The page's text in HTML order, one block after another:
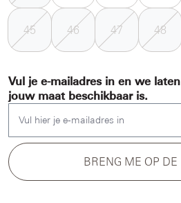
45 46 47 48
Vul je e-mailadres in en we
jouw maat beschikbaar is.
BRENG ME OP DE